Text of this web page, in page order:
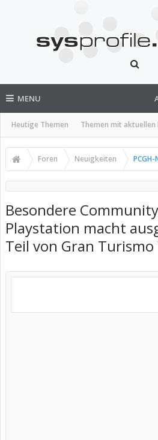
MENU
Heutige Themen Themen mit aktuellen
Foren Neuigkeiten
Besondere
Playstation macht
Teil von Gran Turismo